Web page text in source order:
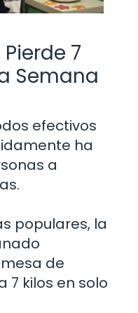
7
Semana
efectivos
ha
a
populares, la
de
7 kilos en solo